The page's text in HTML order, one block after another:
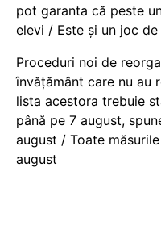
pot garanta că peste
elevi / Este și un joc
Proceduri noi de
învățământ care nu au
lista acestora trebuie
până pe 7 august,
august / Toate
august